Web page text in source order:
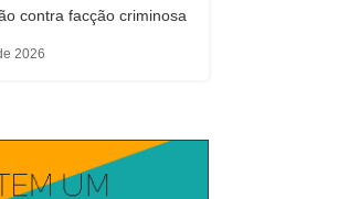
contra facção criminosa
2026